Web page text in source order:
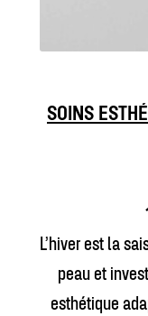
SOINS
L’hiver est la
peau et
esthétique